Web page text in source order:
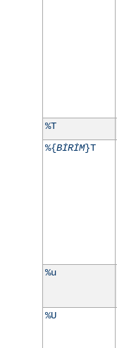
%T
%{BİRİM}T
%u
%U